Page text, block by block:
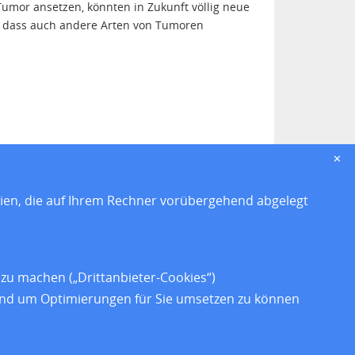
ansetzen, könnten in Zukunft völlig neue
auch andere Arten von Tumoren
✕
die auf Ihrem Rechner vorübergehend abgelegt
machen („Drittanbieter-Cookies“)
um Optimierungen für Sie umsetzen zu können